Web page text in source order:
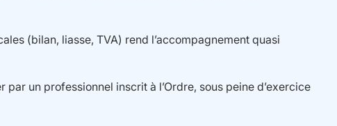
(bilan, liasse, TVA) rend l’accompagnement quasi
un professionnel inscrit à l’Ordre, sous peine d’exercice